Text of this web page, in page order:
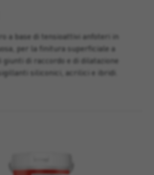
a base di tensioattivi anfoteri in
per la finitura superficiale a
giunti di raccordo e di dilatazione
siliconici, acrilici e ibridi.